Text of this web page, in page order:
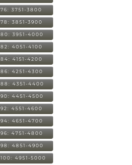
76: 3751-3800
78: 3851-3900
80: 3951-4000
82: 4051-4100
84: 4151-4200
86: 4251-4300
88: 4351-4400
90: 4451-4500
92: 4551-4600
94: 4651-4700
96: 4751-4800
98: 4851-4900
100: 4951-5000